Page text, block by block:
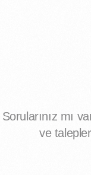
Sorularınız mı
ve